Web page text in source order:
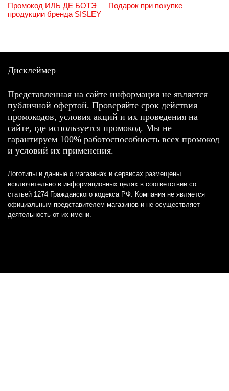
Промокод ИЛЬ ДЕ БОТЭ — Подарок при покупке
продукции бренда SISLEY
Дисклеймер
Представленная на сайте информация не является
публичной офертой. Проверяйте срок действия
промокодов, условия акций и их проведения на
сайте, где используется промокод. Мы не
гарантируем 100% работоспособность всех промокод
и условий их применения.
Логотипы и данные о магазинах и сервисах размещены
исключительно в информационных целях в соответствии со
статьей 1274 Гражданского кодекса РФ. Компания не является
официальным представителем магазинов и не осуществляет
деятельность от их имени.